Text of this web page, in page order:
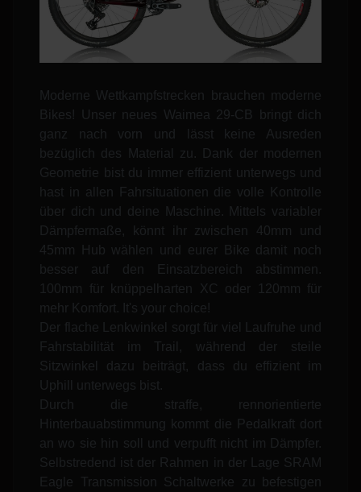
Moderne Wettkampfstrecken brauchen moderne
Bikes! Unser neues Waimea 29-CB bringt dich
ganz nach vorn und lässt keine Ausreden
bezüglich des Material zu. Dank der modernen
Geometrie bist du immer effizient unterwegs und
hast in allen Fahrsituationen die volle Kontrolle
über dich und deine Maschine. Mittels variabler
Dämpfermaße, könnt ihr zwischen 40mm und
45mm Hub wählen und eurer Bike damit noch
besser auf den Einsatzbereich abstimmen.
100mm für knüppelharten XC oder 120mm für
mehr Komfort. It's your choice!
Der flache Lenkwinkel sorgt für viel Laufruhe und
Fahrstabilität im Trail, während der steile
Sitzwinkel dazu beiträgt, dass du effizient im
Uphill unterwegs bist.
Durch die straffe, rennorientierte
Hinterbauabstimmung kommt die Pedalkraft dort
an wo sie hin soll und verpufft nicht im Dämpfer.
Selbstredend ist der Rahmen in der Lage SRAM
Eagle Transmission Schaltwerke zu befestigen